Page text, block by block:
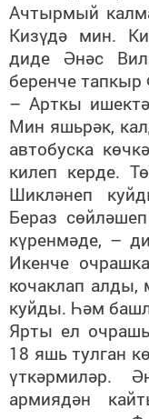
Ачтырмый
Кизүдә мин.
диде Әнәс
беренче
– Арткы
Мин яшьрәк,
автобуска
килеп керде.
Шикләнеп
Бераз
күренмәде, –
Икенче
кочаклап алды,
куйды. Һәм
Ярты ел
18 яшь тулган
үткәрмиләр.
армиядән